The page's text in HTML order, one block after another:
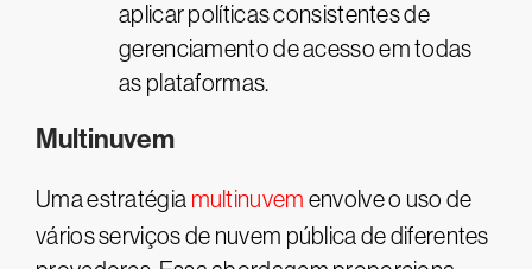
aplicar políticas consistentes de
gerenciamento de acesso em todas
as plataformas.
Multinuvem
Uma estratégia multinuvem envolve o uso de
vários serviços de nuvem pública de diferentes